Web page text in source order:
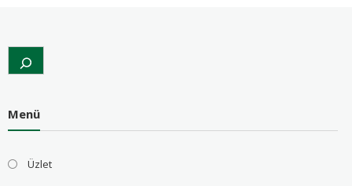
Search
Menü
Üzlet